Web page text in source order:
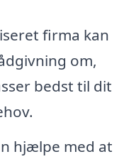
firma kan
om,
bedst til dit
hjælpe med at